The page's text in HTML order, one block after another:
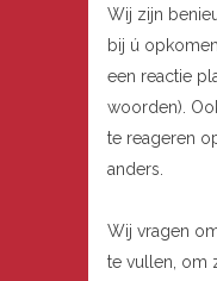
Wij zijn
bij ú
een reactie
woorden).
te reageren
anders.
Wij vragen
te vullen, om